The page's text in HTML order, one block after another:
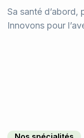
Sa santé d’abord,
Innovons pour